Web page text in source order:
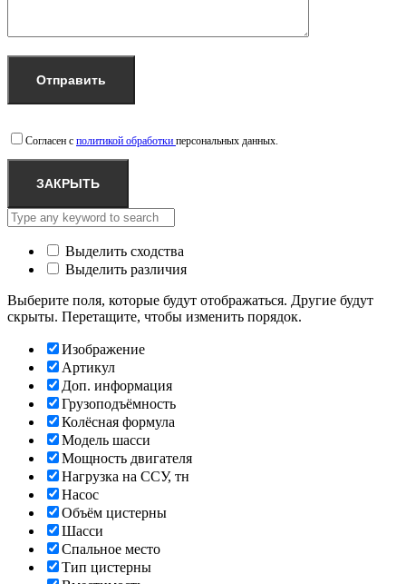
Согласен с политикой обработки персональных данных.
ЗАКРЫТЬ
Выделить сходства
Выделить различия
Выберите поля, которые будут отображаться. Другие будут
скрыты. Перетащите, чтобы изменить порядок.
Изображение
Артикул
Доп. информация
Грузоподъёмность
Колёсная формула
Модель шасси
Мощность двигателя
Нагрузка на ССУ, тн
Насос
Объём цистерны
Шасси
Спальное место
Тип цистерны